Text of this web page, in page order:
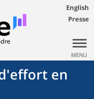
English
Presse
MENU
en